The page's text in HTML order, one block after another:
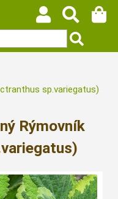
sp.variegatus)
Rýmovník